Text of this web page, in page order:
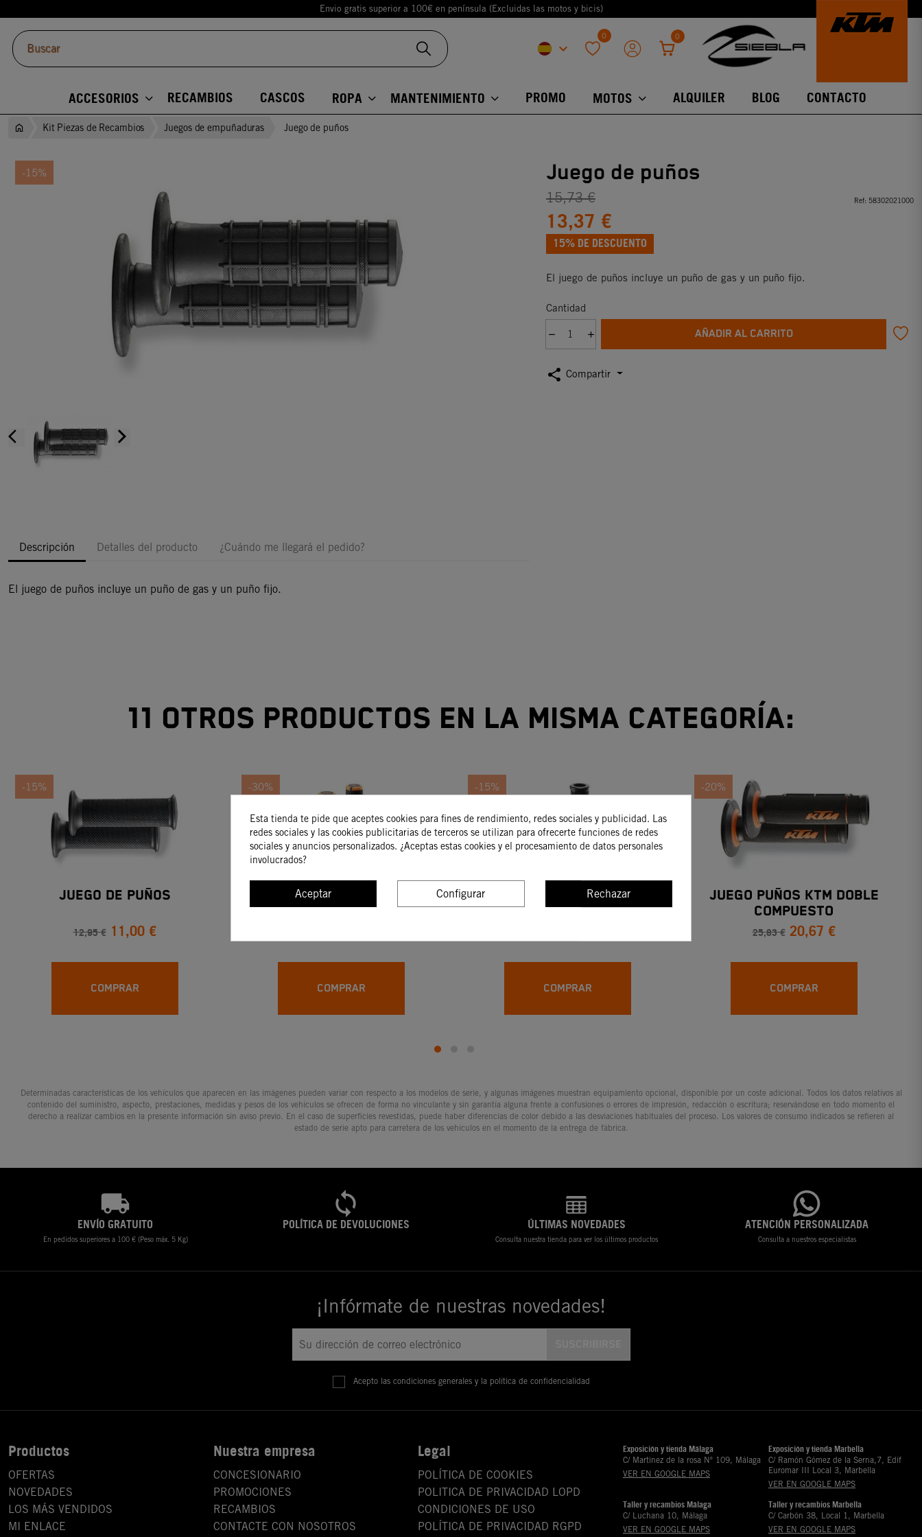
Envio gratis superior a 100€ en península (Excluidas las motos y bicis)
keyboard_arrow_down
0 0
ACCESORIOS RECAMBIOS CASCOS ROPA MANTENIMIENTO PROMO MOTOS ALQUILER BLOG CONTACTO
Kit Piezas de Recambios Juegos de empuñaduras Juego de puños
-15%
arrow_back_ios arrow_forward_ios
Descripción Detalles del producto ¿Cuándo me llegará el pedido?
El juego de puños incluye un puño de gas y un puño fijo.
Juego de puños
15,73 €
13,37 €
15% DE DESCUENTO
Ref: 58302021000
El juego de puños incluye un puño de gas y un puño fijo.
Cantidad
AÑADIR AL CARRITO
share Compartir
11 otros productos en la misma categoría:
-15%
Juego De Puños
12,95 € 11,00 €
COMPRAR
-30%
Juego De Puños
COMPRAR
-15%
Juego De Puños
COMPRAR
-20%
JUEGO PUÑOS KTM DOBLE
COMPUESTO
25,83 € 20,67 €
COMPRAR
Determinadas características de los vehículos que aparecen en las imágenes pueden variar con respecto a los modelos de serie, y algunas imágenes muestran equipamiento opcional, disponible por un coste adicional. Todos los datos relativos al
contenido del suministro, aspecto, prestaciones, medidas y pesos de los vehículos se ofrecen de forma no vinculante y sin garantía alguna frente a confusiones o errores de impresión, redacción o escritura; reservándose en todo momento el
derecho a realizar cambios en la presente información sin aviso previo. En el caso de superficies revestidas, puede haber diferencias de color debido a las desviaciones habituales del proceso. Los valores de consumo indicados se refieren al
estado de serie apto para carretera de los vehículos en el momento de la entrega de fábrica.
ENVÍO GRATUITO
En pedidos superiores a 100 € (Peso máx. 5 Kg)
POLÍTICA DE DEVOLUCIONES ÚLTIMAS NOVEDADES
Consulta nuestra tienda para ver los últimos productos
ATENCIÓN PERSONALIZADA
Consulta a nuestros especialistas
¡Infórmate de nuestras novedades!
Acepto las condiciones generales y la política de confidencialidad
Productos
OFERTAS
NOVEDADES
LOS MÁS VENDIDOS
MI ENLACE
Nuestra empresa
CONCESIONARIO
PROMOCIONES
RECAMBIOS
CONTACTE CON NOSOTROS
Legal
POLÍTICA DE COOKIES
POLITICA DE PRIVACIDAD LOPD
CONDICIONES DE USO
POLÍTICA DE PRIVACIDAD RGPD
Exposición y tienda Málaga
C/ Martinez de la rosa Nº 109, Málaga
VER EN GOOGLE MAPS
Exposición y tienda Marbella
C/ Ramón Gómez de la Serna,7, Edif
Euromar III Local 3, Marbella
VER EN GOOGLE MAPS
Taller y recambios Málaga
C/ Luchana 10, Málaga
VER EN GOOGLE MAPS
Taller y recambios Marbella
C/ Carbón 38, Local 1, Marbella
VER EN GOOGLE MAPS
Esta tienda te pide que aceptes cookies para fines de rendimiento, redes sociales y publicidad. Las
redes sociales y las cookies publicitarias de terceros se utilizan para ofrecerte funciones de redes
sociales y anuncios personalizados. ¿Aceptas estas cookies y el procesamiento de datos personales
involucrados?
Aceptar Configurar Rechazar